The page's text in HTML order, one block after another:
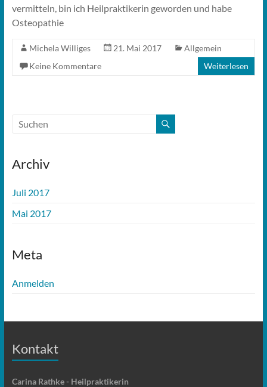
vermitteln, bin ich Heilpraktikerin geworden und habe
Osteopathie
Michela Williges 21. Mai 2017
Allgemein
Keine Kommentare
Weiterlesen
Archiv
Juli 2017
Mai 2017
Meta
Anmelden
Kontakt
Carina Rathke - Heilpraktikerin